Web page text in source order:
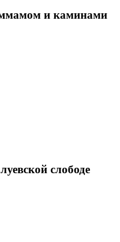
и каминами
слободе